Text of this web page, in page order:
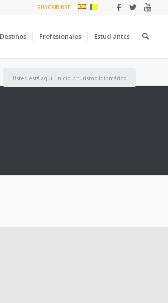
SUSCRIBIRSE
Destinos Profesionales Estudiantes
Usted está aquí: Inicio / turismo idiomático